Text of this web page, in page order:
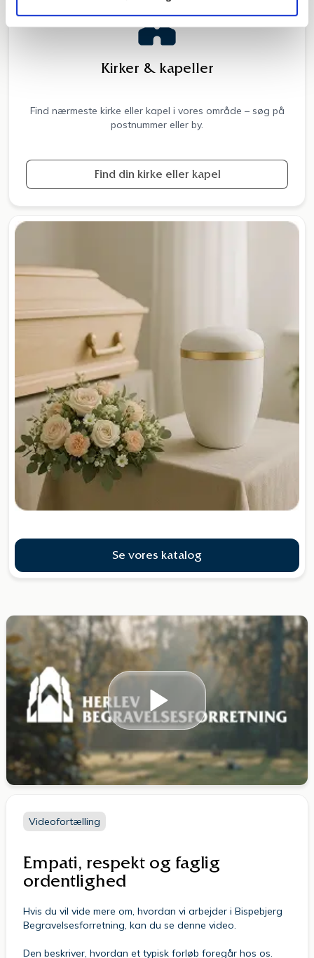
Kirker & kapeller
Find nærmeste kirke eller kapel i vores område – søg på
postnummer eller by.
Find din kirke eller kapel
Se vores katalog
Videofortælling
Empati, respekt og faglig
ordentlighed
Hvis du vil vide mere om, hvordan vi arbejder i Bispebjerg
Begravelsesforretning, kan du se denne video.
Den beskriver, hvordan et typisk forløb foregår hos os.